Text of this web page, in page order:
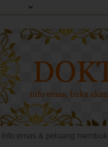
Info emas & peluang